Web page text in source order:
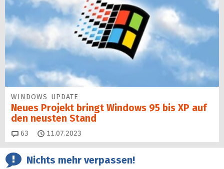
WINDOWS UPDATE
Neues Projekt bringt Windows 95 bis XP auf
den neusten Stand
63 Kommentare
11.07.2023
Nichts mehr verpassen!